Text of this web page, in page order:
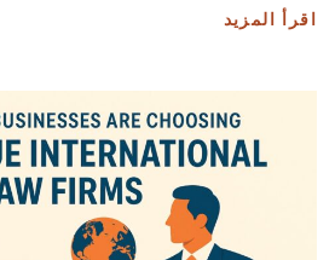
اقرأ المزيد